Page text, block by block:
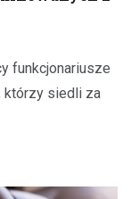
funkcjonariusze
którzy siedli za